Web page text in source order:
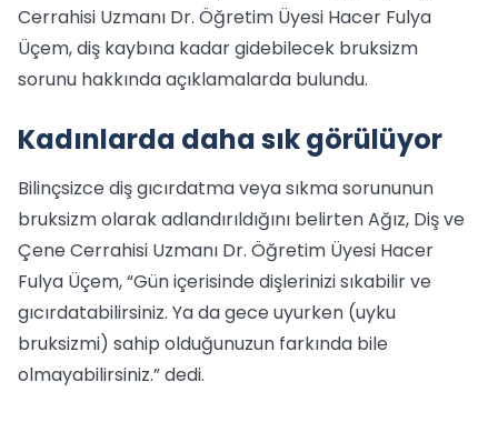
Cerrahisi Uzmanı Dr. Öğretim Üyesi Hacer Fulya
Üçem, diş kaybına kadar gidebilecek bruksizm
sorunu hakkında açıklamalarda bulundu.
Kadınlarda daha sık görülüyor
Bilinçsizce diş gıcırdatma veya sıkma sorununun
bruksizm olarak adlandırıldığını belirten Ağız, Diş ve
Çene Cerrahisi Uzmanı Dr. Öğretim Üyesi Hacer
Fulya Üçem, “Gün içerisinde dişlerinizi sıkabilir ve
gıcırdatabilirsiniz. Ya da gece uyurken (uyku
bruksizmi) sahip olduğunuzun farkında bile
olmayabilirsiniz.” dedi.